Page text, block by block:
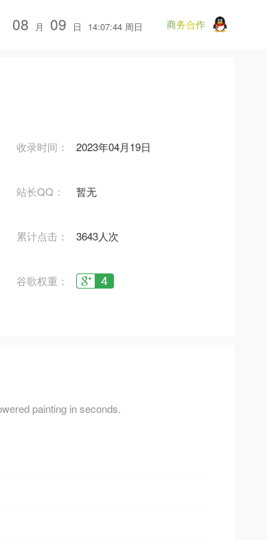
08 月 09 日 14:07:45 周日 商务合作
收录时间： 2023年04月19日
站长QQ： 暂无
累计点击： 3643人次
谷歌权重：
painting in seconds.